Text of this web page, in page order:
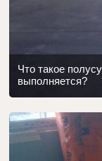
Что такое
выполняется?